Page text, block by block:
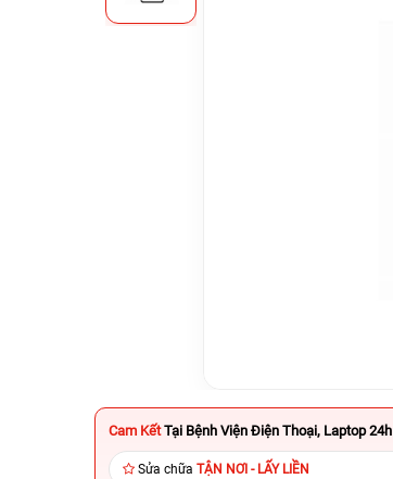
Cam Kết Tại Bệnh Viện Điện Thoại, Laptop 24h
Sửa chữa TẬN NƠI - LẤY LIỀN